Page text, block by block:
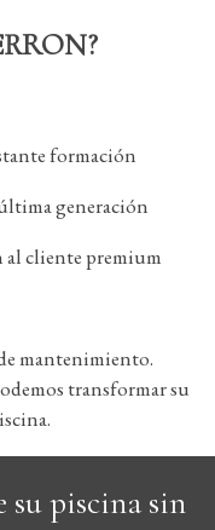
formación
generación
al cliente premium
mantenimiento.
transformar su
su piscina sin